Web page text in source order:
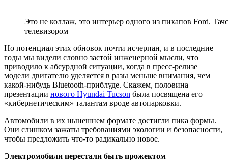
Это не коллаж, это интерьер одного из пикапов Ford.
телевизором
Но потенциал этих обновок почти исчерпан, и в последние
годы мы видели словно застой инженерной мысли, что
приводило к абсурдной ситуации, когда в пресс-релизе
модели двигателю уделяется в разы меньше внимания, чем
какой-нибудь Bluetooth-приблуде. Скажем, половина
презентации нового Hyundai Tucson была посвящена его
«кибернетическим» талантам вроде автопарковки.
Автомобили в их нынешнем формате достигли пика формы.
Они слишком зажаты требованиями экологии и безопасности,
чтобы предложить что-то радикально новое.
Электромобили перестали быть прожектом